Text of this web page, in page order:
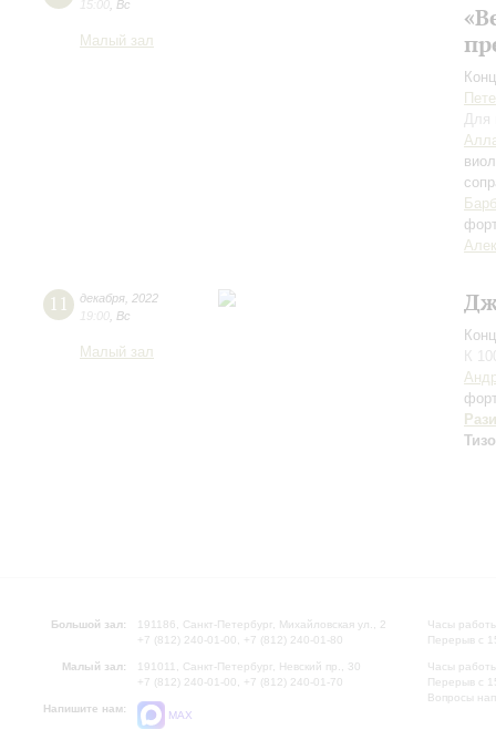
15:00 Вс
Малый зал
Для
11 декабря 2022
19:00 Вс
Малый зал
К
Большой зал:
191186, Санкт-Петербург, Михайловская ул., 2
+7 (812) 240-01-00, +7 (812) 240-01-80
Малый зал:
191011, Санкт-Петербург, Невский пр., 30
+7 (812) 240-01-00, +7 (812) 240-01-70
Напишите нам:
MAX
Часы
Перерыв с
Часы
Перерыв с
Вопросы